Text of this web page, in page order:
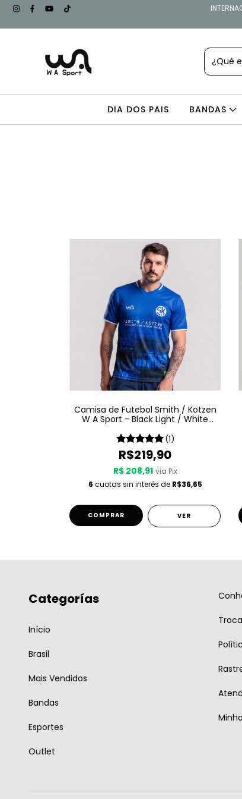
DIA DOS PAIS BANDAS
Camisa de Futebol Smith / Kotzen
W A Sport - Black Light / White
(1)
R$219,90
R$ 208,91 via Pix
6 cuotas sin interés de R$36,65
COMPRAR VER
Categorías
Início
Brasil
Mais Vendidos
Bandas
Esportes
Outlet